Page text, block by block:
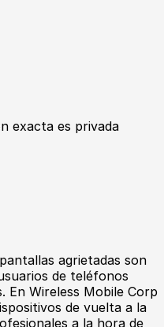
exacta es privada
agrietadas son
de teléfonos
Wireless Mobile Corp
de vuelta a la
a la hora de